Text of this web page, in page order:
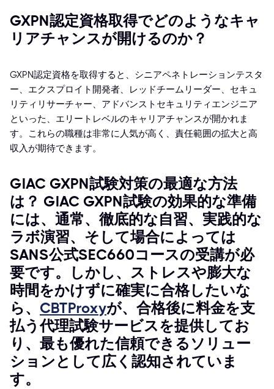
GXPN認定資格取得でどのようなキャ
リアチャンスが開けるのか？
GXPN認定資格を取得すると、シニアペネトレーションテスタ
ー、エクスプロイト開発者、レッドチームリーダー、セキュ
リティリサーチャー、アドバンストセキュリティエンジニア
といった、エリートレベルのキャリアチャンスが開かれま
す。これらの職種は非常に人気が高く、責任範囲の拡大と高
収入が期待できます。
GIAC GXPN試験対策の最適な方法
は？ GIAC GXPN試験の効果的な準備
には、通常、徹底的な自習、実践的な
ラボ演習、そして場合によっては
SANS公式SEC660コースの受講が必
要です。しかし、ストレスや膨大な
時間をかけずに確実に合格したいな
ら、 CBTProxyが、合格後に料金を支
払う代理試験サービスを提供してお
り、最も優れた信頼できるソリュー
ションとして広く認知されていま
す。